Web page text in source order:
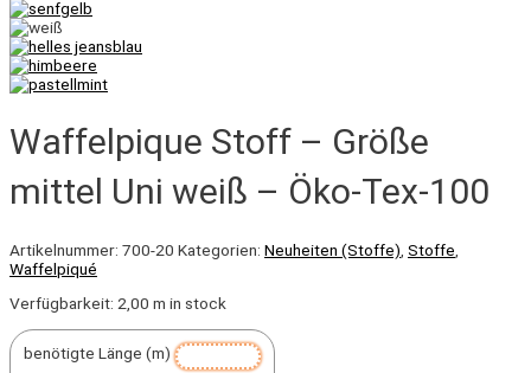
Waffelpique Stoff – Größe
mittel Uni weiß – Öko-Tex-100
Artikelnummer: 700-20 Kategorien: Neuheiten (Stoffe) Stoffe
Waffelpiqué
Verfügbarkeit: 2,00 m in stock
benötigte Länge (m)